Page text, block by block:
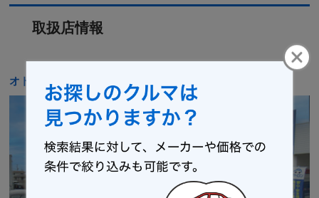
取扱店情報
オトロン 仙台南店